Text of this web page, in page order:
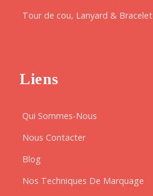
Tour de cou, Lanyard & Bracelet
Liens
Qui Sommes-Nous
Nous Contacter
Blog
Nos Techniques De Marquage